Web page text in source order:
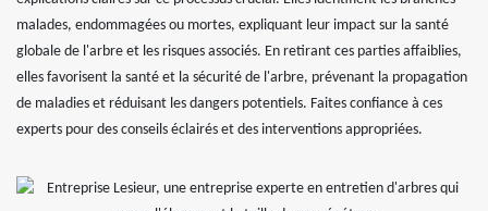
malades, endommagées ou mortes, expliquant leur impact sur la santé
globale de l'arbre et les risques associés. En retirant ces parties affaiblies,
elles favorisent la santé et la sécurité de l'arbre, prévenant la propagation
de maladies et réduisant les dangers potentiels. Faites confiance à ces
experts pour des conseils éclairés et des interventions appropriées.